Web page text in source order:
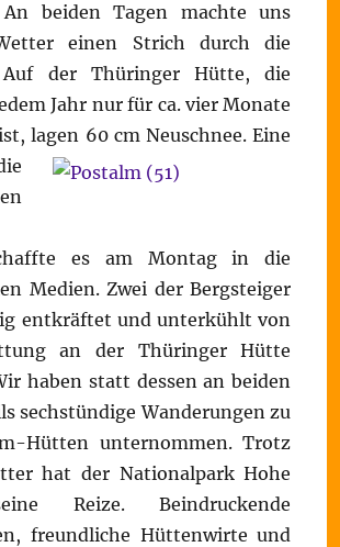
An beiden Tagen machte uns
einen Strich durch die
Auf der Thüringer Hütte, die
Jahr nur für ca. vier Monate
lagen 60 cm Neuschnee.Eine
es am Montag in die
Medien. Zwei der Bergsteiger
entkräftet und unterkühlt von
an der Thüringer Hütte
haben statt dessen an beiden
sechstündige Wanderungen zu
Hütten unternommen. Trotz
hat der Nationalpark Hohe
Reize. Beindruckende
freundliche Hüttenwirte und